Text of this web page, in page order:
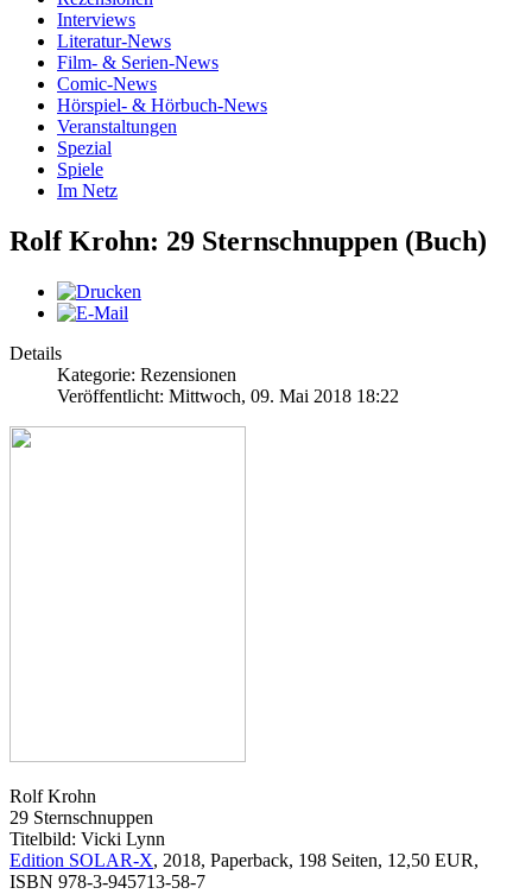
Interviews
Literatur-News
Film- & Serien-News
Comic-News
Hörspiel- & Hörbuch-News
Veranstaltungen
Spezial
Spiele
Im Netz
Rolf Krohn: 29 Sternschnuppen (Buch)
Details
Kategorie: Rezensionen
Veröffentlicht: Mittwoch, 09. Mai 2018 18:22
Rolf Krohn
29 Sternschnuppen
Titelbild: Vicki Lynn
Edition SOLAR-X, 2018, Paperback, 198 Seiten, 12,50 EUR,
ISBN 978-3-945713-58-7